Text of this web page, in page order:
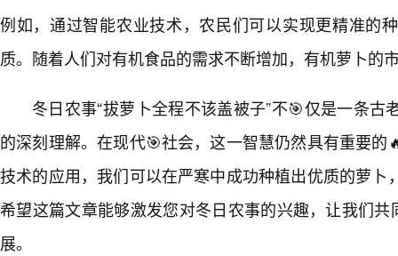
例如，通过智能农业技术，农民们可以实现更精准的
质。随着人们对有机食品的需求不断增加，有机萝卜的
冬日农事“拔萝卜全程不该盖被子”不🎯仅是一条古
的深刻理解。在现代🎯社会，这一智慧仍然具有重要的
技术的应用，我们可以在严寒中成功种植出优质的萝卜
希望这篇文章能够激发您对冬日农事的兴趣，让我们共
展。